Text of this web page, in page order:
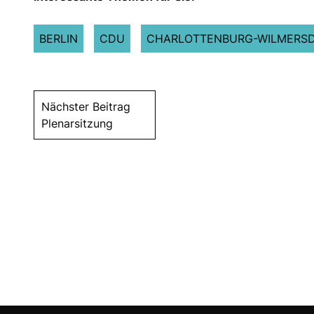
BERLIN CDU CHARLOTTENBURG-
Nächster Beitrag
Plenarsitzung